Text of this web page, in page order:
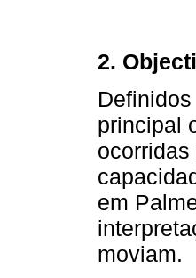
2.
principal
em
moviam.